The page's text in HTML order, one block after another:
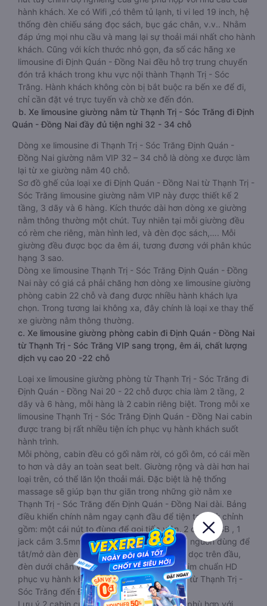
hành khách. Xe có Wifi ,có thêm tủ lạnh, ti vi led 19 inch, hệ
thống đèn chiếu sáng đọc sách, bục gác chân, v.v.. Nhằm
đáp ứng mọi nhu cầu và mang lại sự thoải mái nhất cho hành
khách. Cũng với kích thước nhỏ gọn, đa số các hãng xe
limousine đi Định Quán - Đồng Nai đều hỗ trợ trung chuyển
đón trả khách trong khu vực nội thành Thạnh Trị - Sóc
Trăng. Hành khách không còn bị bắt buộc ra bến xe để đi,
chỉ cần đặt vé trực tuyến và chờ xe đến đón.
b. Xe limousine giường nằm từ Thạnh Trị - Sóc Trăng đi Định
Quán - Đồng Nai đầy đủ tiện nghi 32 - 34 chỗ
Dòng xe limousine đi Thạnh Trị - Sóc Trăng Định Quán -
Đồng Nai giường nằm VIP 32 – 34 chỗ là dòng xe được làm
lại từ xe giường nằm 40 chỗ.
Sơ đồ ghế của loại xe đi Định Quán - Đồng Nai từ Thạnh Trị -
Sóc Trăng limousine giường nằm VIP này được thiết kế 2
tầng, 3 dãy và 6 hàng. Kích thước dài hơn dòng xe giường
nằm thông thường một chút. Tuy nhiên tại mỗi giường đều
có rèm che riêng, màn hình led, và đèn đọc sách,…. Mỗi
giường đều được bọc da êm ái, tương đương với phân khúc
hạng 3 sao.
Dòng xe limousine Thạnh Trị - Sóc Trăng Định Quán - Đồng
Nai này có giá cả phải chăng hơn dòng xe limousine giường
phòng cabin 22 chỗ và đang được nhiều hành khách lựa
chọn. Trong tương lai không xa, đây chính là loại xe thay thế
xe giường nằm thông thường.
c. Xe limousine giường phòng cabin đi Định Quán - Đồng Nai
từ Thạnh Trị - Sóc Trăng VIP sang trọng, êm ái, chất lượng
dịch vụ cao 20 -22 chỗ
Loại xe limousine giường phòng từ Thạnh Trị - Sóc Trăng đi
Định Quán - Đồng Nai 20 - 22 chỗ được chia làm 2 tầng, 2
dãy và 6 hàng, mỗi hàng là 2 cabin riêng biệt. Trong mỗi xe
limousine Thạnh Trị - Sóc Trăng Định Quán - Đồng Nai cabin
được trang bị rất nhiều tiện ích phục vụ hành khách suốt
hành trình.
Mỗi phòng, cabin đều có gối nằm rời, có gối ôm, có cái mền
to hơn và dây an toàn seat belt. Giường rộng và dài hơn hai
loại trên, có thể lăn lộn thoải mái. Đặc biệt là hệ thống
massage sẽ giúp bạn thư giãn trong những giờ nằm xe
Thạnh Trị - Sóc Trăng đến Định Quán - Đồng Nai dài. Bảng
điều khiển chính nằm ngay cạnh đầu để tiện tay tuỳ chỉnh
gồm: một cái nút to đùng để gọi tiếp viên, 2 cổng USB , 1
jack cắm 3.5mm và 3 cái nút có biểu tượng nguồn dùng để
tắt/mở dàn đèn chính của buồng nằm chạy dọc trên đầu,
đèn dưới chân và màn hình tv có đầy đủ phim chuẩn HD
phục vụ hành khách giải trí trong chuyến đi từ Thạnh Trị -
Sóc Trăng đến Định Quán - Đồng Nai.
Lưu ý 2 cabin cuối thường thiết kế nhỏ hơn phù hợp với